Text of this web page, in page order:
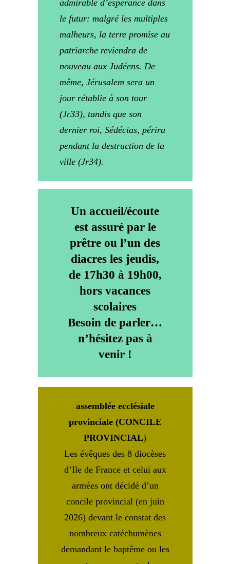
admirable d’espérance dans
le futur: malgré les multiples
malheurs, la terre promise au
patriarche reviendra de
nouveau aux Judéens. De
même, Jérusalem sera un
jour rétablie à son tour
(Jr33), tandis que son
dernier roi, Sédécias, périra
pendant la destruction de la
ville (Jr34).
Un accueil/écoute
est assuré par le
prêtre ou l’un des
diacres les jeudis,
de 17h30 à 19h00,
hors vacances
scolaires
Besoin de parler…
n’hésitez pas à
venir !
assemblée ecclésiale
provinciale (CONCILE
PROVINCIAL)
Les évêques des 8 diocèses
d’Ile de France et celui aux
armées ont décidé d’un
concile provincial (en juin
2026) devant le constat des
nombreux catéchumènes
demandant le baptême ou les